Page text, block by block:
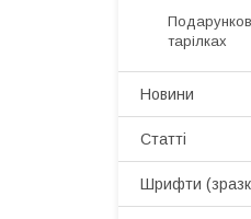
тарілках
Новини
Статті
Шрифти